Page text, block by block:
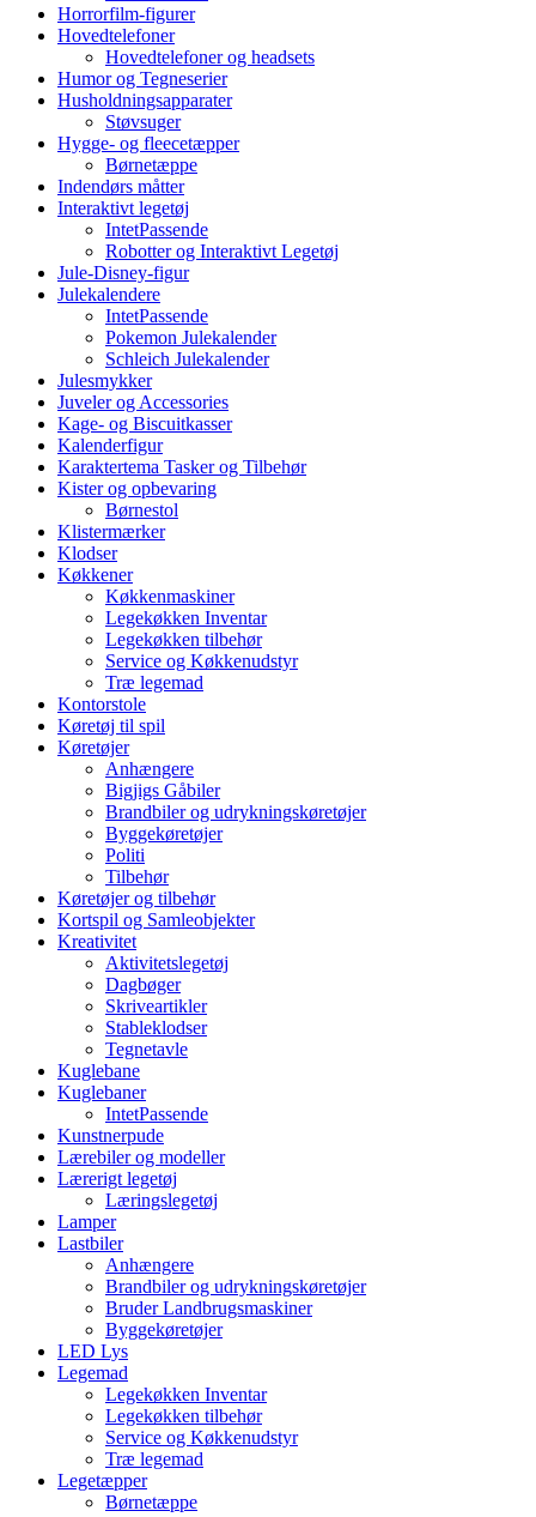
Horrorfilm-figurer
Hovedtelefoner
Hovedtelefoner og headsets
Humor og Tegneserier
Husholdningsapparater
Støvsuger
Hygge- og fleecetæpper
Børnetæppe
Indendørs måtter
Interaktivt legetøj
IntetPassende
Robotter og Interaktivt Legetøj
Jule-Disney-figur
Julekalendere
IntetPassende
Pokemon Julekalender
Schleich Julekalender
Julesmykker
Juveler og Accessories
Kage- og Biscuitkasser
Kalenderfigur
Karaktertema Tasker og Tilbehør
Kister og opbevaring
Børnestol
Klistermærker
Klodser
Køkkener
Køkkenmaskiner
Legekøkken Inventar
Legekøkken tilbehør
Service og Køkkenudstyr
Træ legemad
Kontorstole
Køretøj til spil
Køretøjer
Anhængere
Bigjigs Gåbiler
Brandbiler og udrykningskøretøjer
Byggekøretøjer
Politi
Tilbehør
Køretøjer og tilbehør
Kortspil og Samleobjekter
Kreativitet
Aktivitetslegetøj
Dagbøger
Skriveartikler
Stableklodser
Tegnetavle
Kuglebane
Kuglebaner
IntetPassende
Kunstnerpude
Lærebiler og modeller
Lærerigt legetøj
Læringslegetøj
Lamper
Lastbiler
Anhængere
Brandbiler og udrykningskøretøjer
Bruder Landbrugsmaskiner
Byggekøretøjer
LED Lys
Legemad
Legekøkken Inventar
Legekøkken tilbehør
Service og Køkkenudstyr
Træ legemad
Legetæpper
Børnetæppe